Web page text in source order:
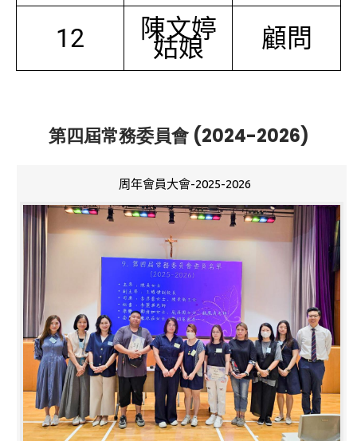
12 陳文婷
姑娘 顧問
第四屆常務委員會 (2024-2026)
周年會員大會-2025-2026